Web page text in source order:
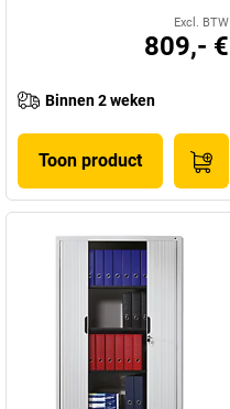
Excl. BTW
809,- €
Binnen 2 weken
Toon product